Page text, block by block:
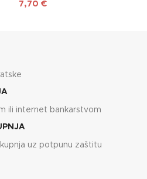
7,70 €
ili internet bankarstvom
uz potpunu zaštitu